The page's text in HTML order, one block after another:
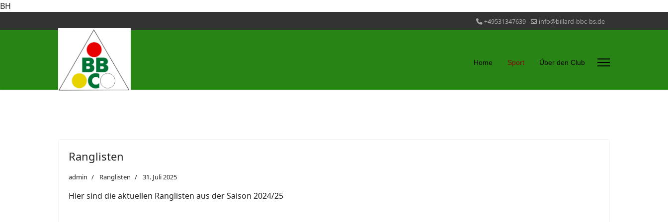
BH
+49531347639 info@billard-bbc-bs.de
Home Sport Über den Club
Ranglisten
admin Ranglisten 31. Juli 2025
Hier sind die aktuellen Ranglisten aus der Saison 2024/25